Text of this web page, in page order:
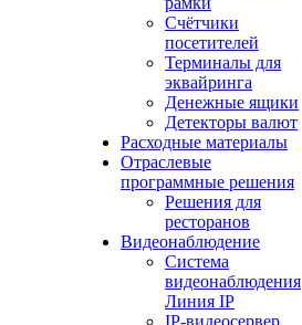
Счётчики
посетителей
Терминалы для
эквайринга
Денежные ящики
Детекторы валют
Расходные материалы
Отраслевые
программные решения
Решения для
ресторанов
Видеонаблюдение
Система
видеонаблюдения
Линия IP
IP-видеосервер